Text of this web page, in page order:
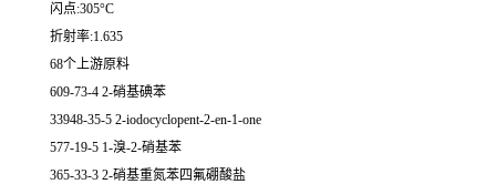
闪点:305°C
折射率:1.635
68个上游原料
609-73-4 2-硝基碘苯
33948-35-5 2-iodocyclopent-2-en-1-one
577-19-5 1-溴-2-硝基苯
365-33-3 2-硝基重氮苯四氟硼酸盐